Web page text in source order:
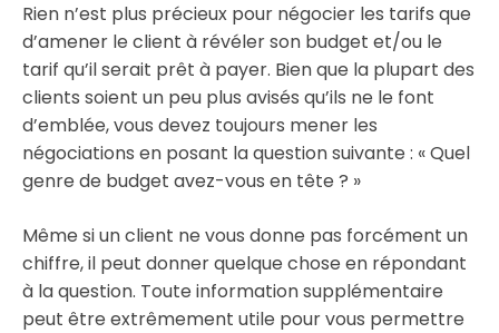
Rien n’est plus précieux pour négocier les tarifs que
d’amener le client à révéler son budget et/ou le
tarif qu’il serait prêt à payer. Bien que la plupart des
clients soient un peu plus avisés qu’ils ne le font
d’emblée, vous devez toujours mener les
négociations en posant la question suivante : « Quel
genre de budget avez-vous en tête ? »
Même si un client ne vous donne pas forcément un
chiffre, il peut donner quelque chose en répondant
à la question. Toute information supplémentaire
peut être extrêmement utile pour vous permettre